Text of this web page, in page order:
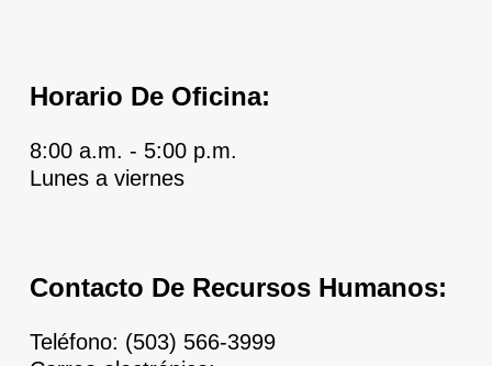
Horario De Oficina:
8:00 a.m. - 5:00 p.m.
Lunes a viernes
Contacto De Recursos Humanos:
Teléfono: (503) 566-3999